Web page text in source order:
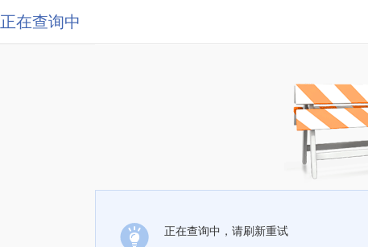
正在查询中
正在查询中，请刷新重试